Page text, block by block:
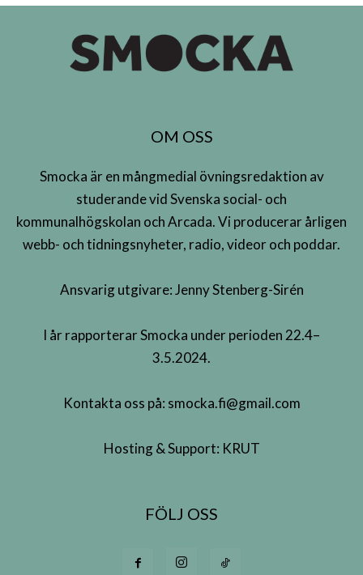
OM OSS
Smocka är en mångmedial övningsredaktion av
studerande vid Svenska social- och
kommunalhögskolan och Arcada. Vi producerar årligen
webb- och tidningsnyheter, radio, videor och poddar.
Ansvarig utgivare: Jenny Stenberg-Sirén
I år rapporterar Smocka under perioden 22.4–
3.5.2024.
Kontakta oss på: smocka.fi@gmail.com
Hosting & Support: KRUT
FÖLJ OSS